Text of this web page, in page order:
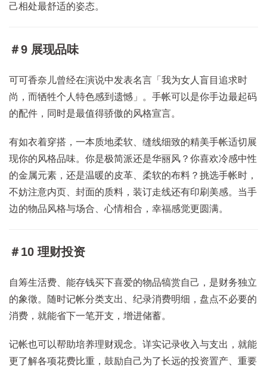
己相处最舒适的姿态。
＃9 展现品味
可可香奈儿曾经在演说中发表名言「我为女人盲目追求时
尚，而牺牲个人特色感到遗憾」。手帐可以是你手边最起码
的配件，同时是最值得骄傲的风格宣言。
有如衣着穿搭，一本质地柔软、缝线细致的精美手帐适切展
现你的风格品味。你是极简派还是华丽风？你喜欢冷感中性
的金属元素，还是温暖的皮革、柔软的布料？挑选手帐时，
不妨注意内页、封面的质料，装订走线还有印刷美感。当手
边的物品风格与场合、心情相合，幸福感觉更圆满。
＃10 理财投资
自筹生活费、能存钱买下喜爱的物品犒赏自己，是财务独立
的象徵。随时记帐分类支出、纪录消费明细，盘点不必要的
消费，就能省下一笔开支，增进储蓄。
记帐也可以帮助培养理财观念。详实记录收入与支出，就能
更了解各项花费比重，鼓励自己为了长远的投资置产、重要